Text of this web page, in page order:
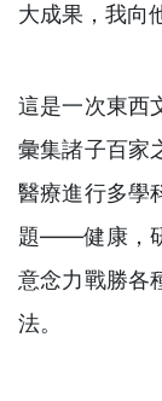
大成果，我向
這是一次東西
彙集諸子百家
醫療進行多學
題——健康，
意念力戰勝各
法。